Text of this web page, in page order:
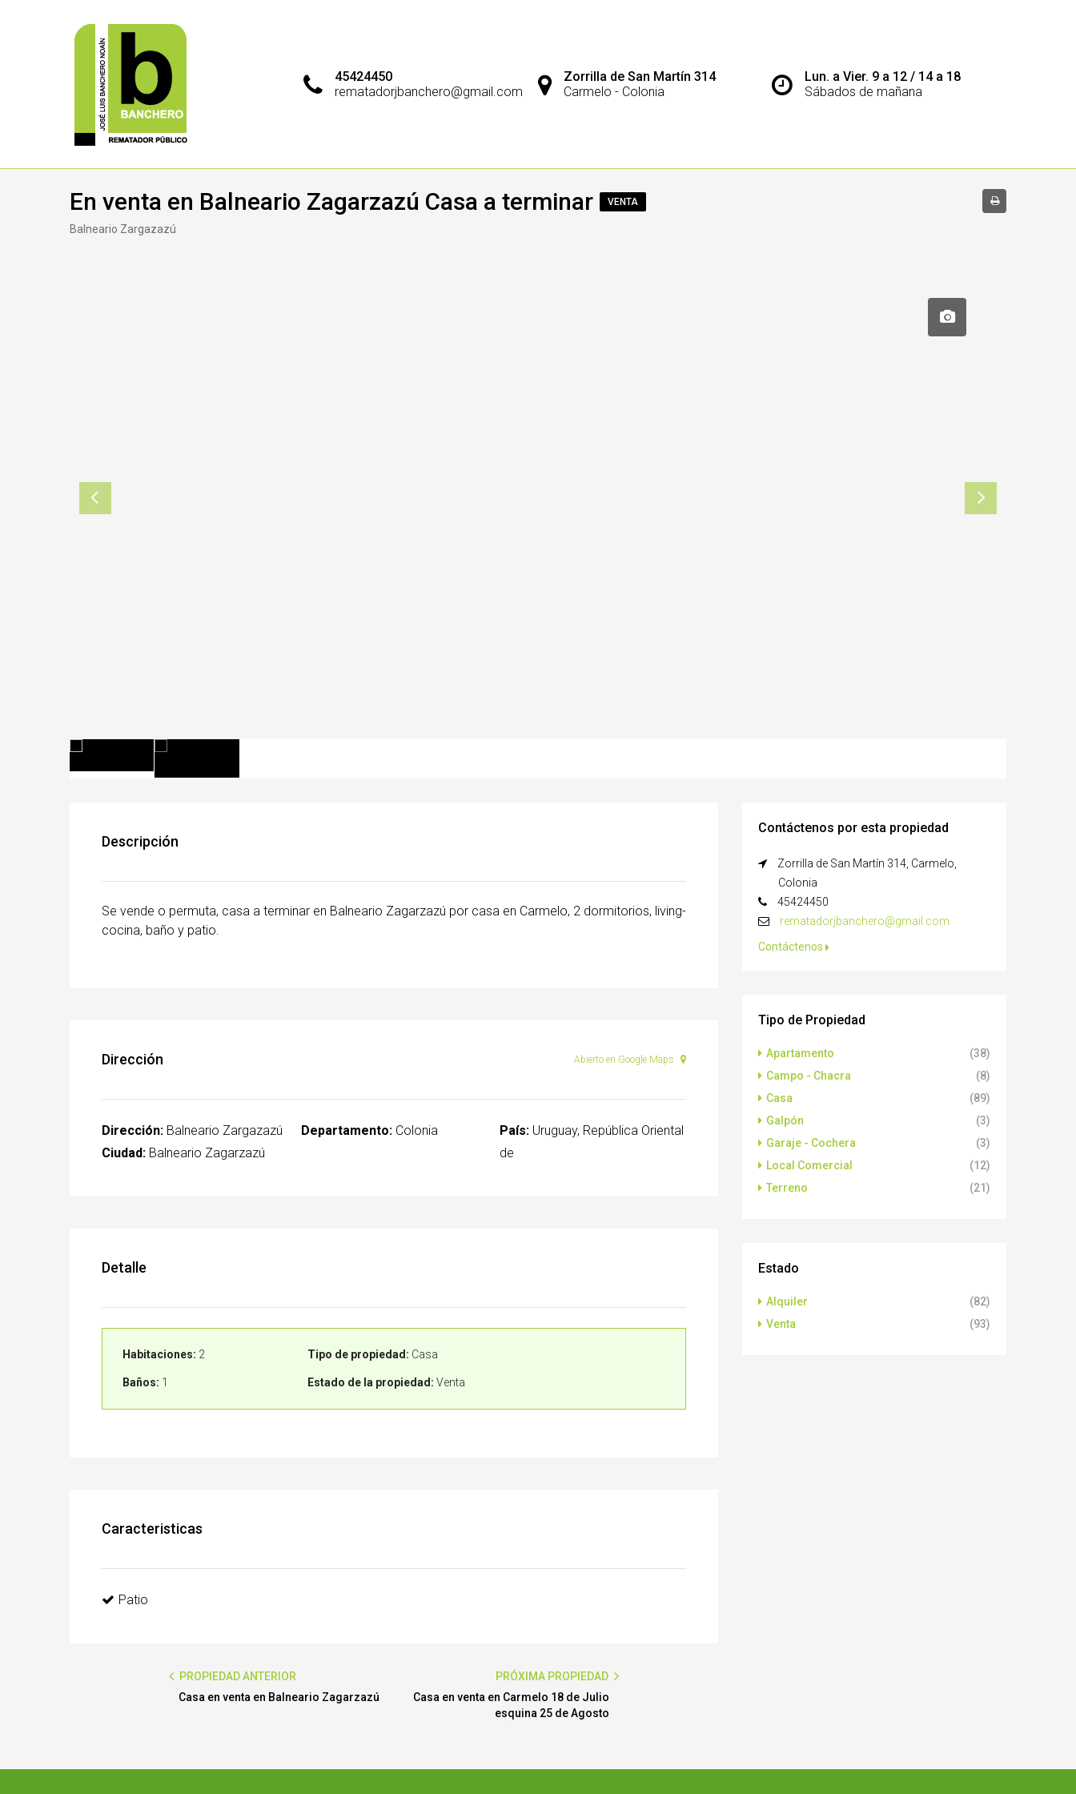
Lun. a Vier. 9 a 12 / 14 a 18
Sábados de mañana
Zorrilla de San Martín 314
Carmelo - Colonia
45424450
rematadorjbanchero@gmail.com
En venta en Balneario Zagarzazú Casa a terminar VENTA
Balneario Zargazazú
Descripción
Se vende o permuta, casa a terminar en Balneario Zagarzazú por casa en Carmelo, 2 dormitorios, living-
cocina, baño y patio.
Dirección Abierto en Google Maps
Dirección: Balneario Zargazazú
Ciudad: Balneario Zagarzazú
Departamento:Colonia País: Uruguay, República Oriental
de
Detalle
Habitaciones: 2
Baños: 1
Tipo de propiedad: Casa
Estado de la propiedad: Venta
Caracteristicas
Patio
PROPIEDAD ANTERIOR
Casa en venta en Balneario Zagarzazú
PRÓXIMA PROPIEDAD
Casa en venta en Carmelo 18 de Julio
esquina 25 de Agosto
Contáctenos por esta propiedad
Zorrilla de San Martín 314, Carmelo,
Colonia
45424450
rematadorjbanchero@gmail.com
Contáctenos
Tipo de Propiedad
Apartamento
(38)
Campo - Chacra
(8)
Casa
(89)
Galpón
(3)
Garaje - Cochera
(3)
Local Comercial
(12)
Terreno
(21)
Estado
Alquiler
(82)
Venta
(93)